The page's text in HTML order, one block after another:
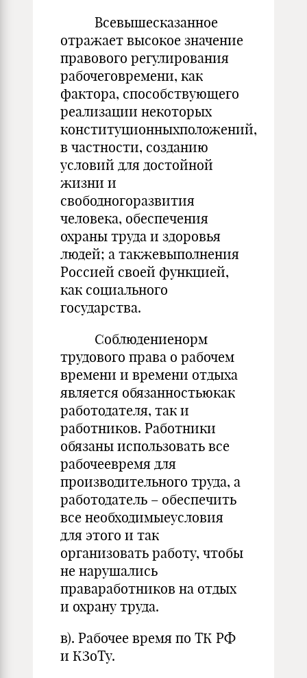
Всевышесказанное
отражает высокое значение
правового регулирования
рабочеговремени, как
фактора, способствующего
реализации некоторых
конституционныхположений,
в частности, созданию
условий для достойной
жизни и
свободногоразвития
человека, обеспечения
охраны труда и здоровья
людей; а такжевыполнения
Россией своей функцией,
как социального
государства.
Соблюдениенорм
трудового права о рабочем
времени и времени отдыха
является обязанностьюкак
работодателя, так и
работников. Работники
обязаны использовать все
рабочеевремя для
производительного труда, а
работодатель – обеспечить
все необходимыеусловия
для этого и так
организовать работу, чтобы
не нарушались
праваработников на отдых
и охрану труда.
в). Рабочее время по ТК РФ
и КЗоТу.